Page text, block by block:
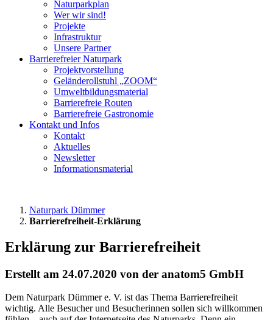
Naturparkplan
Wer wir sind!
Projekte
Infrastruktur
Unsere Partner
Barrierefreier Naturpark
Projektvorstellung
Geländerollstuhl „ZOOM“
Umweltbildungsmaterial
Barrierefreie Routen
Barrierefreie Gastronomie
Kontakt und Infos
Kontakt
Aktuelles
Newsletter
Informationsmaterial
Naturpark Dümmer
Barrierefreiheit-Erklärung
Erklärung zur Barrierefreiheit
Erstellt am 24.07.2020 von der anatom5 GmbH
Dem Naturpark Dümmer e. V. ist das Thema Barrierefreiheit
wichtig. Alle Besucher und Besucherinnen sollen sich willkommen